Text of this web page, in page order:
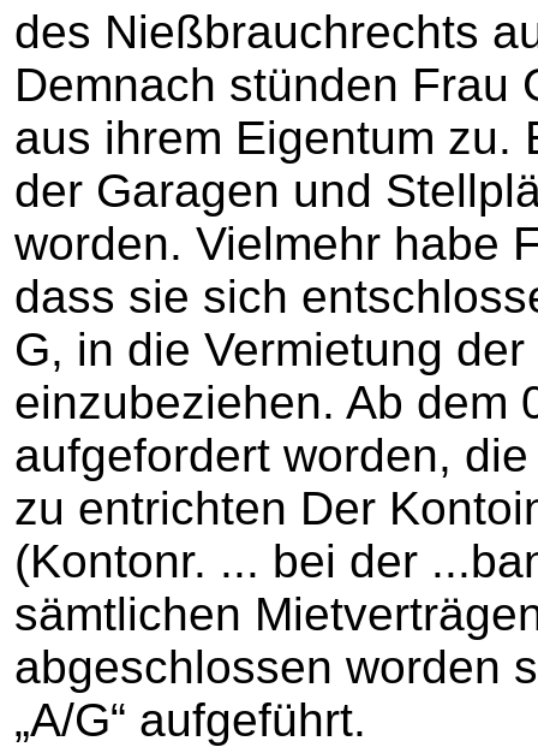
des Nießbrauchrechts
Demnach stünden Frau
aus ihrem Eigentum zu.
der Garagen und
worden. Vielmehr habe
dass sie sich
G, in die Vermietung
einzubeziehen. Ab dem
aufgefordert worden,
zu entrichten Der
(Kontonr. ... bei der
sämtlichen
abgeschlossen worden
„A/G“ aufgeführt.